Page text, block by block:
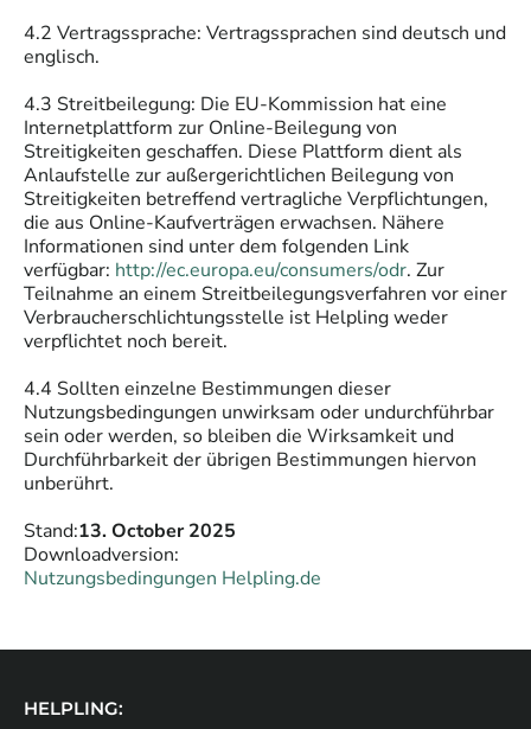
4.2 Vertragssprache: Vertragssprachen sind deutsch und
englisch.
4.3 Streitbeilegung: Die EU-Kommission hat eine
Internetplattform zur Online-Beilegung von
Streitigkeiten geschaffen. Diese Plattform dient als
Anlaufstelle zur außergerichtlichen Beilegung von
Streitigkeiten betreffend vertragliche Verpflichtungen,
die aus Online-Kaufverträgen erwachsen. Nähere
Informationen sind unter dem folgenden Link
verfügbar: http://ec.europa.eu/consumers/odr. Zur
Teilnahme an einem Streitbeilegungsverfahren vor einer
Verbraucherschlichtungsstelle ist Helpling weder
verpflichtet noch bereit.
4.4 Sollten einzelne Bestimmungen dieser
Nutzungsbedingungen unwirksam oder undurchführbar
sein oder werden, so bleiben die Wirksamkeit und
Durchführbarkeit der übrigen Bestimmungen hiervon
unberührt.
Stand:13. October 2025
Downloadversion:
Nutzungsbedingungen Helpling.de
HELPLING: